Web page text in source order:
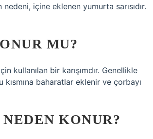
nedeni, içine eklenen yumurta sarısıdır.
MU?
kullanılan bir karışımdır. Genellikle
baharatlar eklenir ve çorbayı
KONUR?